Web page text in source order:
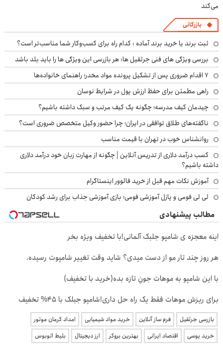
می‌کند
بازرگانی
ثبت برند یا خرید برند آماده : کدام راه برای کسب‌وکار شما مناسب‌تر است؟
بررسی ویژگی های فنی جرثقیل ها: هر بازرسی این ویژگی ها را باید بلد باشد
۷ اقدام ضروری پس از تشکیل پرونده مواد مخدر؛ راهنمای خانواده‌ها
راهی مطمئن برای حفظ ارزش پول در شرایط نوسان
چیدمان کیف مدرسه؛ چگونه یک کیف مرتب و سبک داشته باشیم؟
ناگفته‌های طلاق توافقی در ایران؛ چرا حضور وکیل متخصص ضروری است؟
روانشناس خوب در تهران با قیمت مناسب
کسب درآمد دلاری از تدریس آنلاین | چگونه از مهارت زبان خود درآمد دلاری
داشته باشیم؟
آموزش نکات مهم قبل از خرید فالوور اینستاگرام
لی لی فومی و پازل آموزشی فومی؛ بازی آموزشی جذاب برای رشد کودکان
مطالب پیشنهادی
اینه معجزه ی شامپو جلبک آلمانی!با تخفیف ویژه بخر
هر روز چند تار مو از دست میدی؟ شاید وقت تغییر شامپوت رسیده.
با این شامپو به موهات جونِ تازه بده(خرید با تخفیف)
برای ریزش موهات فقط یک راه حل داری!شامپو جبلک با 45% تخفیف
بازرسی جرثقیل فرم ساز آنلاین خرید مواد شیمیایی
امداد کرمان موتور
خرید یوسی
اقتصاد ایرانی بهترین بروکر ارز دیجیتال بلیط اتوبوس